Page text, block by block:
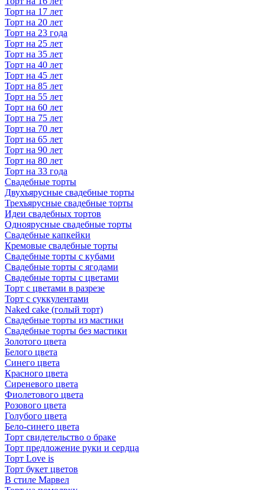
Торт на 17 лет
Торт на 20 лет
Торт на 23 года
Торт на 25 лет
Торт на 35 лет
Торт на 40 лет
Торт на 45 лет
Торт на 85 лет
Торт на 55 лет
Торт на 60 лет
Торт на 75 лет
Торт на 70 лет
Торт на 65 лет
Торт на 90 лет
Торт на 80 лет
Торт на 33 года
Свадебные торты
Двухъярусные свадебные торты
Трехъярусные свадебные торты
Идеи свадебных тортов
Одноярусные свадебные торты
Свадебные капкейки
Кремовые свадебные торты
Свадебные торты с кубами
Свадебные торты с ягодами
Свадебные торты с цветами
Торт с цветами в разрезе
Торт с суккулентами
Naked cake (голый торт)
Свадебные торты из мастики
Свадебные торты без мастики
Золотого цвета
Белого цвета
Синего цвета
Красного цвета
Сиреневого цвета
Фиолетового цвета
Розового цвета
Голубого цвета
Бело-синего цвета
Торт свидетельство о браке
Торт предложение руки и сердца
Торт Love is
Торт букет цветов
В стиле Марвел